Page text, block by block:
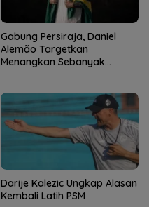
Gabung Persiraja, Daniel
Alemão Targetkan
Menangkan Sebanyak
Darije Kalezic Ungkap Alasan
Kembali Latih PSM